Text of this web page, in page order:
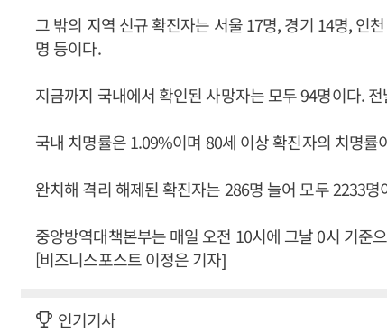
그 밖의 지역 신규 확진자는 서울 17명, 경기 14명, 인
명 등이다.
지금까지 국내에서 확인된 사망자는 모두 94명이다.
국내 치명률은 1.09%이며 80세 이상 확진자의 치명률
완치해 격리 해제된 확진자는 286명 늘어 모두 2233명
중앙방역대책본부는 매일 오전 10시에 그날 0시 기준
[비즈니스포스트 이정은 기자]
인기기사